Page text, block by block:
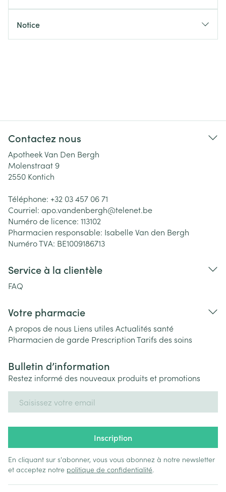
Notice
Contactez nous
Apotheek Van Den Bergh
Molenstraat 9
2550 Kontich
Téléphone: +32 03 457 06 71
Courriel: apo.vandenbergh@telenet.be
Numéro de licence: 113102
Pharmacien responsable: Isabelle Van den Bergh
Numéro TVA: BE1009186713
Service à la clientèle
FAQ
Votre pharmacie
A propos de nous Liens utiles Actualités santé
Pharmacien de garde PrescriptionTarifs des soins
Bulletin d’information
Restez informé des nouveaux produits et promotions
Inscription
En cliquant sur s'abonner, vous vous abonnez à notre newsletter
et acceptez notre politique de confidentialité.